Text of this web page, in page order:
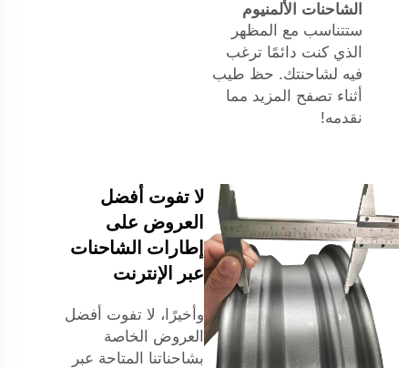
الشاحنات الألمنيوم
ستتناسب مع المظهر
الذي كنت دائمًا ترغب
فيه لشاحنتك. حظ طيب
أثناء تصفح المزيد مما
نقدمه!
لا تفوت أفضل
العروض على
إطارات الشاحنات
عبر الإنترنت
وأخيرًا، لا تفوت أفضل
العروض الخاصة
بشاحناتنا المتاحة عبر